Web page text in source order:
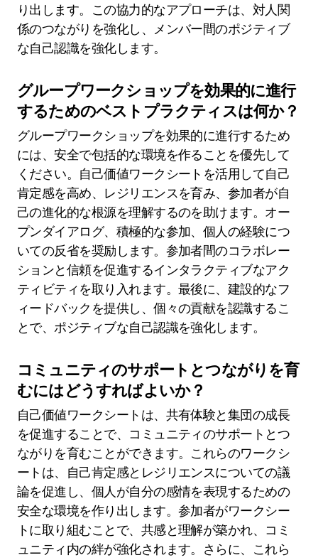
り出します。この協力的なアプローチは、対人関
係のつながりを強化し、メンバー間のポジティブ
な自己認識を強化します。
グループワークショップを効果的に進行
するためのベストプラクティスは何か？
グループワークショップを効果的に進行するため
には、安全で包括的な環境を作ることを優先して
ください。自己価値ワークシートを活用して自己
肯定感を高め、レジリエンスを育み、参加者が自
己の進化的な根源を理解するのを助けます。オー
プンダイアログ、積極的な参加、個人の経験につ
いての反省を奨励します。参加者間のコラボレー
ションと信頼を促進するインタラクティブなアク
ティビティを取り入れます。最後に、建設的なフ
ィードバックを提供し、個々の貢献を認識するこ
とで、ポジティブな自己認識を強化します。
コミュニティのサポートとつながりを育
むにはどうすればよいか？
自己価値ワークシートは、共有体験と集団の成長
を促進することで、コミュニティのサポートとつ
ながりを育むことができます。これらのワークシ
ートは、自己肯定感とレジリエンスについての議
論を促進し、個人が自分の感情を表現するための
安全な環境を作り出します。参加者がワークシー
トに取り組むことで、共感と理解が築かれ、コミ
ュニティ内の絆が強化されます。さらに、これら